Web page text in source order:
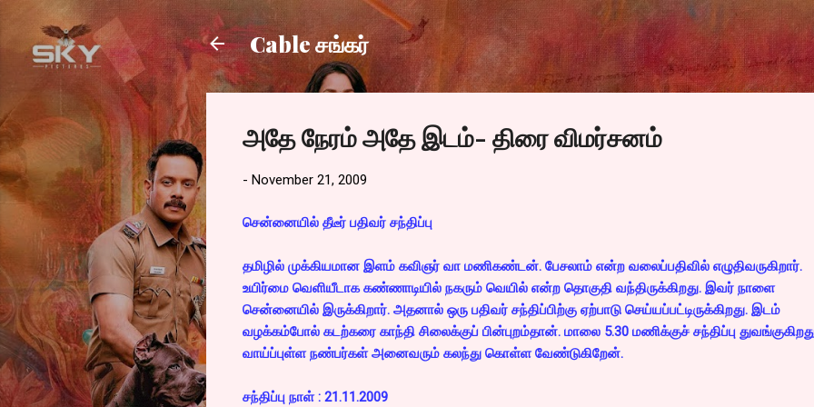
Skip to main content
Cable சங்கர்
அதே நேரம் அதே இடம்- திரை விமர்சனம்
- November 21, 2009
சென்னையில் தீடீர் பதிவர் சந்திப்பு
தமிழில் முக்கியமான இளம் கவிஞர் வா மணிகண்டன். பேசலாம் என்ற வலைப்பதிவில் எழுதிவருகிறார்.
உயிர்மை வெளியீடாக கண்ணாடியில் நகரும் வெயில் என்ற தொகுதி வந்திருக்கிறது. இவர் நாளை
சென்னையில் இருக்கிறார். அதனால் ஒரு பதிவர் சந்திப்பிற்கு ஏற்பாடு செய்யப்பட்டிருக்கிறது. இடம்
வழக்கம்போல் கடற்கரை காந்தி சிலைக்குப் பின்புறம்தான். மாலை 5.30 மணிக்குச் சந்திப்பு
வாய்ப்புள்ள நண்பர்கள் அனைவரும் கலந்து கொள்ள வேண்டுகிறேன்.
சந்திப்பு நாள் : 21.11.2009